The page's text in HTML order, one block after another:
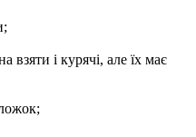
і курячі, але їх має